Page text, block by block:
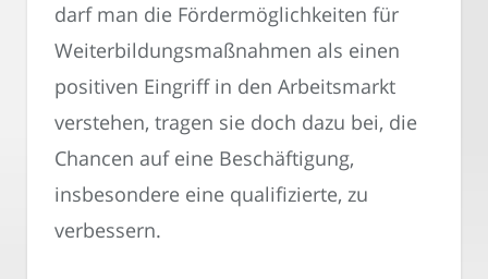
darf man die Fördermöglichkeiten für
Weiterbildungsmaßnahmen als einen
positiven Eingriff in den Arbeitsmarkt
verstehen, tragen sie doch dazu bei, die
Chancen auf eine Beschäftigung,
insbesondere eine qualifizierte, zu
verbessern.